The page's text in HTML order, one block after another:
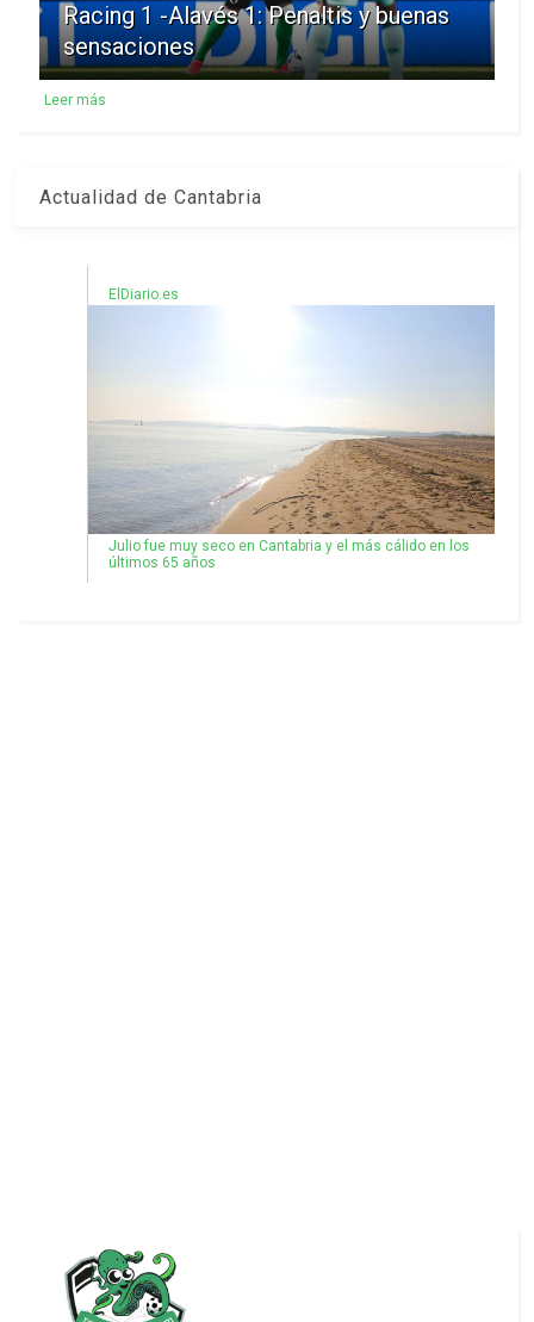
Racing 1 -Alavés 1: Penaltis y buenas
sensaciones
Leer más
Actualidad de Cantabria
ElDiario.es
Julio fue muy seco en Cantabria y el más cálido en los
últimos 65 años